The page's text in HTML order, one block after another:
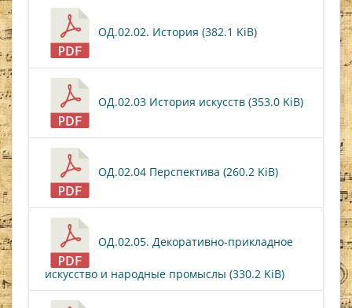
ОД.02.02. История (382.1 KiB)
ОД.02.03 История искусств (353.0 KiB)
ОД.02.04 Перспектива (260.2 KiB)
ОД.02.05. Декоративно-прикладное
искусство и народные промыслы (330.2 KiB)